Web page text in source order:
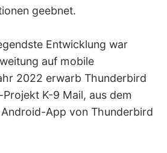
geebnet.
Entwicklung war
auf mobile
2022 erwarb Thunderbird
K-9 Mail, aus dem
App von Thunderbird